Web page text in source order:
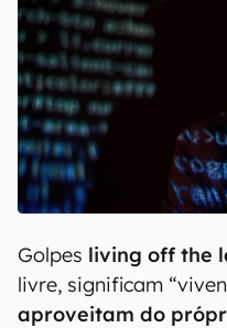
Golpes living off the
livre, significam
aproveitam do